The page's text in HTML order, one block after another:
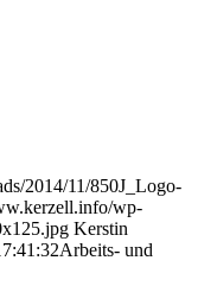
2014/11/850J_Logo-
wp-
Kerstin
Arbeits- und